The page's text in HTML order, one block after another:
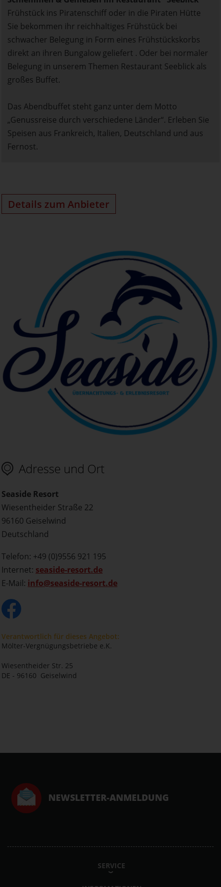
Frühstück ins Piratenschiff oder in die Piraten Hütte
Sie bekommen ihr reichhaltiges Frühstück bei
schwacher Belegung in Form eines Frühstückskorbs
direkt an ihren Bungalow geliefert . Oder bei normaler
Belegung in unserem Themen Restaurant Seeblick als
großes Buffet.
Das Abendbuffet steht ganz unter dem Motto
„Genussreise durch verschiedene Länder“. Erleben Sie
Speisen aus Frankreich, Italien, Deutschland und aus
Fernost.
Details zum Anbieter
Adresse und Ort
Seaside Resort
Wiesentheider Straße 22
96160 Geiselwind
Deutschland
Telefon: +49 (0)9556 921 195
Internet: seaside-resort.de
E-Mail: info@seaside-resort.de
Verantwortlich für dieses Angebot:
Mölter-Vergnügungsbetriebe e.K.
Wiesentheider Str. 25
DE - 96160 Geiselwind
NEWSLETTER-ANMELDUNG
SERVICE